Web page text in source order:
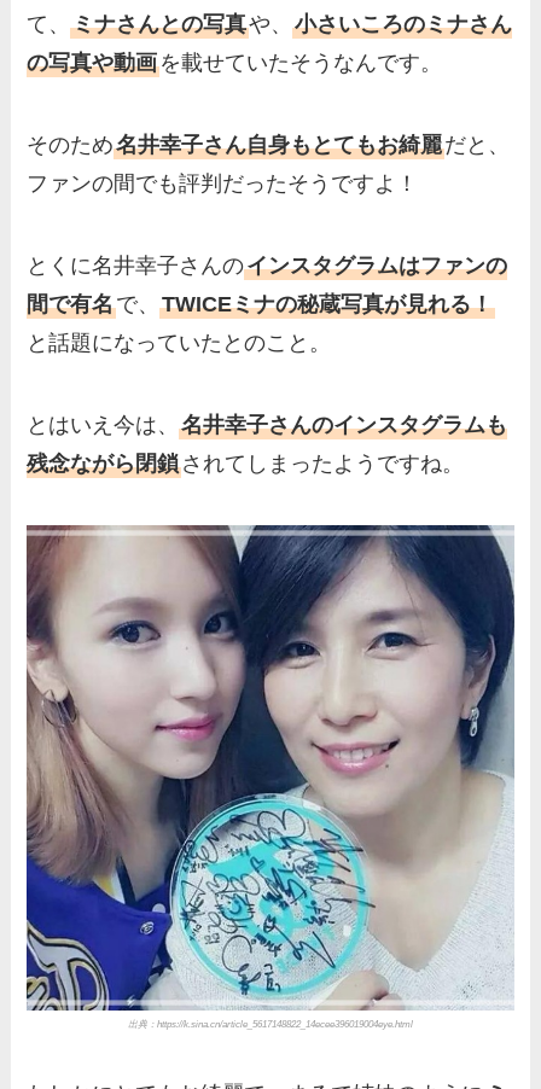
て、ミナさんとの写真や、小さいころのミナさん
の写真や動画を載せていたそうなんです。
そのため名井幸子さん自身もとてもお綺麗だと、
ファンの間でも評判だったそうですよ！
とくに名井幸子さんのインスタグラムはファンの
間で有名で、TWICEミナの秘蔵写真が見れる！
と話題になっていたとのこと。
とはいえ今は、名井幸子さんのインスタグラムも
残念ながら閉鎖されてしまったようですね。
出典：https://k.sina.cn/article_5617148822_14ecee396019004eye.html